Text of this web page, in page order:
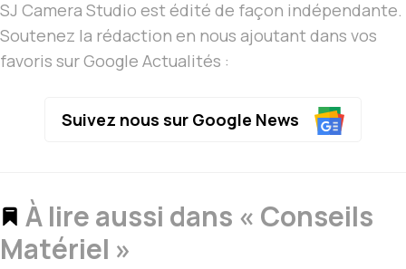
SJ Camera Studio est édité de façon indépendante.
Soutenez la rédaction en nous ajoutant dans vos
favoris sur Google Actualités :
Suivez nous sur Google News
À lire aussi dans « Conseils
Matériel »